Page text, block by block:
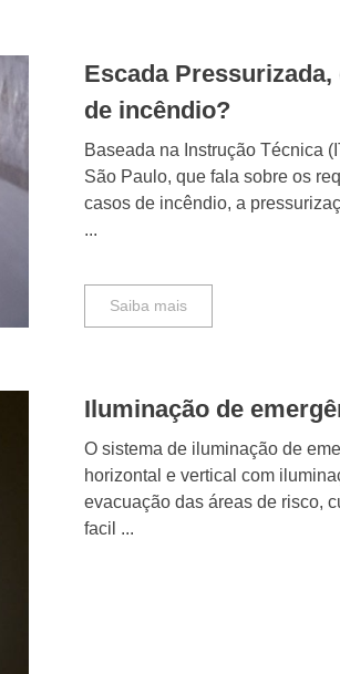
Escada
de incêndio?
Baseada na Instrução Técnica
São Paulo, que fala sobre os
casos de incêndio, a
...
Saiba mais
Iluminação de
O sistema de iluminação de
horizontal e vertical com
evacuação das áreas de risco,
facil ...